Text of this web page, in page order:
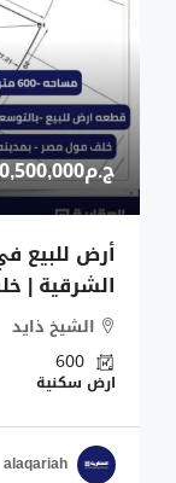
ج.م10,500,000
الشرقية |
الشيخ ذايد
600
ارض سكنية
alaqariah